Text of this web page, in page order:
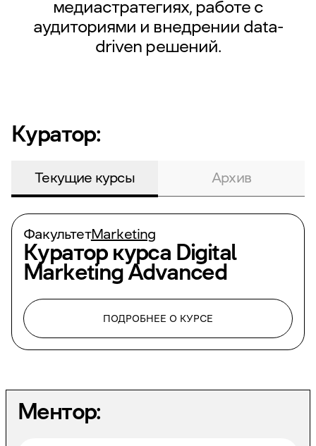
медиастратегиях, работе с
аудиториями и внедрении data-
driven решений.
Куратор:
Текущие курсы Архив
ФакультетMarketing
Куратор курса Digital
Marketing Advanced
ПОДРОБНЕЕ О КУРСЕ
Ментор: